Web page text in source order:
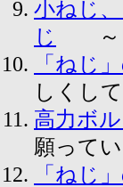
小ねじ
じ
～「
「ねじ
しくし
高力ボ
願って
「ねじ